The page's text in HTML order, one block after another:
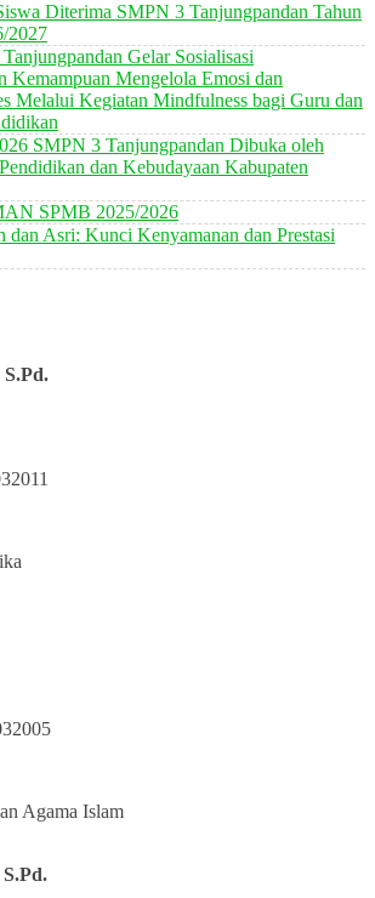
Diterima SMPN 3 Tanjungpandan Tahun
2027
Gelar Sosialisasi
Kemampuan Mengelola Emosi dan
Melalui Kegiatan Mindfulness bagi Guru dan
SMPN 3 Tanjungpandan Dibuka oleh
dan Kebudayaan Kabupaten
SPMB 2025/2026
dan Asri: Kunci Kenyamanan dan Prestasi
Agama Islam